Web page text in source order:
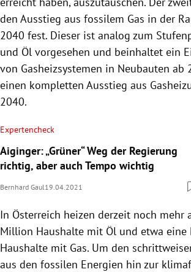
den Ausstieg aus fossilem Gas in der
2040 fest. Dieser ist analog zum
und Öl vorgesehen und beinhaltet ein
von Gasheizsystemen in Neubauten ab
einen kompletten Ausstieg aus
2040.
Expertencheck
Aiginger: „Grüner“ Weg der Regierung
richtig, aber auch Tempo wichtig
Bernhard Gaul 19.04.2021
In Österreich heizen derzeit noch mehr
Million Haushalte mit Öl und etwa
Haushalte mit Gas. Um den
aus den fossilen Energien hin zur